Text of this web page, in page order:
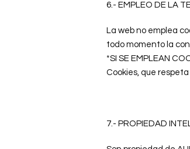
6.- EMPLEO DE LA
La web no emplea
todo momento la
*SI SE EMPLEAN
Cookies, que
7.- PROPIEDAD